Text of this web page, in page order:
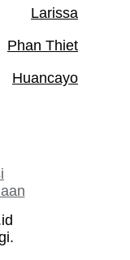
Larissa
Phan Thiet
Huancayo